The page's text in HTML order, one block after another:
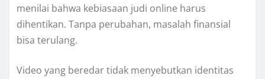
menilai bahwa kebiasaan judi online harus
dihentikan. Tanpa perubahan, masalah finansial
bisa terulang.
Video yang beredar tidak menyebutkan identitas